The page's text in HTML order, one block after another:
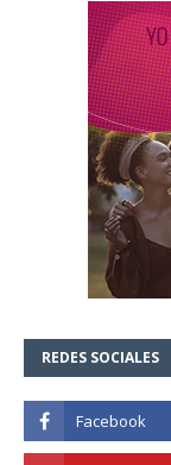
REDES SOCIALES